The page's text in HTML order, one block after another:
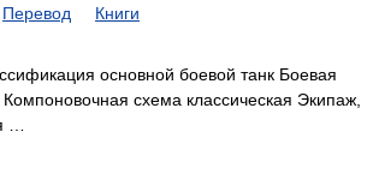
Перевод Книги
основной боевой танк Боевая
схема классическая Экипаж,
…